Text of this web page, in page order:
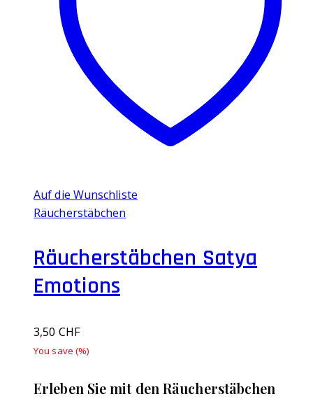
Auf die Wunschliste
Räucherstäbchen
Räucherstäbchen Satya
Emotions
3,50 CHF
You save (%)
Erleben Sie mit den Räucherstäbchen